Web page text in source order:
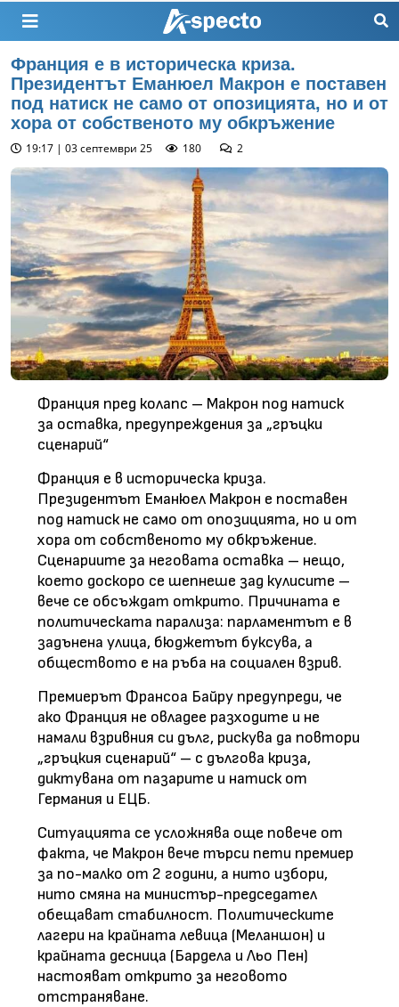
Франция е в историческа криза.
Президентът Еманюел Макрон е поставен
под натиск не само от опозицията, но и от
хора от собственото му обкръжение
19:17 | 03 септември 25 180 2
Франция пред колапс – Макрон под натиск
за оставка, предупреждения за „гръцки
сценарий“
Франция е в историческа криза.
Президентът Еманюел Макрон е поставен
под натиск не само от опозицията, но и от
хора от собственото му обкръжение.
Сценариите за неговата оставка – нещо,
което доскоро се шепнеше зад кулисите –
вече се обсъждат открито. Причината е
политическата парализа: парламентът е в
задънена улица, бюджетът буксува, а
обществото е на ръба на социален взрив.
Премиерът Франсоа Байру предупреди, че
ако Франция не овладее разходите и не
намали взривния си дълг, рискува да повтори
„гръцкия сценарий“ – с дългова криза,
диктувана от пазарите и натиск от
Германия и ЕЦБ.
Ситуацията се усложнява още повече от
факта, че Макрон вече търси пети премиер
за по-малко от 2 години, а нито избори,
нито смяна на министър-председател
обещават стабилност. Политическите
лагери на крайната левица (Меланшон) и
крайната десница (Бардела и Льо Пен)
настояват открито за неговото
отстраняване.